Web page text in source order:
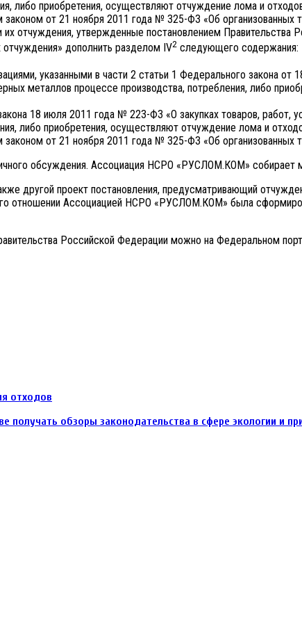
либо приобретения, осуществляют отчуждение лома и
от 21 ноября 2011 года № 325-ФЗ «Об организованных
отчуждения, утвержденные постановлением
дополнить разделом IV2 следующего содержания:
указанными в части 2 статьи 1 Федерального закона
металлов процессе производства, потребления, либо
18 июля 2011 года № 223-ФЗ «О закупках товаров,
либо приобретения, осуществляют отчуждение лома и
от 21 ноября 2011 года № 325-ФЗ «Об организованных
обсуждения. Ассоциация НСРО «РУСЛОМ.КОМ» собирает
другой проект постановления, предусматривающий
отношении Ассоциацией НСРО «РУСЛОМ.КОМ» была
Российской Федерации можно на Федеральном
отходов
обзоры законодательства в сфере экологии и